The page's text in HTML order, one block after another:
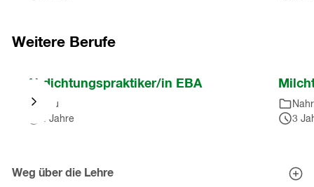
Karussell
Einträge)
Weitere Berufe
Karussell
springen
Abdichtungspraktiker/in EBA
Bau
2 Jahre
3
springen
Weg über die Lehre